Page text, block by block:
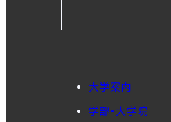
大学案内
学部・大学院